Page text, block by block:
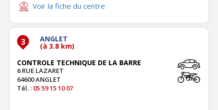
Voir la fiche du centre
3 ANGLET
(à 3.8 km)
CONTROLE TECHNIQUE DE LA BARRE
6 RUE LAZARET
64600 ANGLET
Tél. : 05 59 15 10 07